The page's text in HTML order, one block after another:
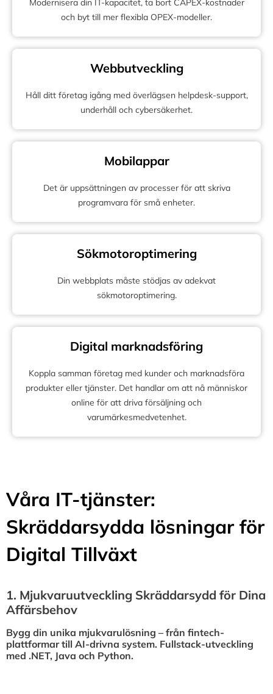
och byt till mer flexibla OPEX-modeller.
Webbutveckling
Håll ditt företag igång med överlägsen helpdesk-support,
underhåll och cybersäkerhet.
Mobilappar
Det är uppsättningen av processer för att skriva
programvara för små enheter.
Sökmotoroptimering
Din webbplats måste stödjas av adekvat
sökmotoroptimering.
Digital marknadsföring
Koppla samman företag med kunder och marknadsföra
produkter eller tjänster. Det handlar om att nå människor
online för att driva försäljning och
varumärkesmedvetenhet.
Våra IT-tjänster:
Skräddarsydda lösningar för
Digital Tillväxt
1.⁠ ⁠Mjukvaruutveckling Skräddarsydd för Dina
Affärsbehov
Bygg din unika mjukvarulösning – från fintech-
plattformar till AI-drivna system. Fullstack-utveckling
med .NET, Java och Python.